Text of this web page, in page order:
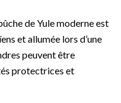
de Yule moderne est
et allumée lors d’une
peuvent être
protectrices et